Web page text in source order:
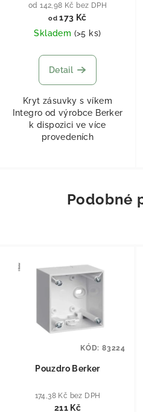
od 142,98 Kč bez DPH
od 173 Kč
Skladem (>5 ks)
Detail
Kryt zásuvky s víkem
Integro od výrobce Berker
k dispozici ve více
provedeních
Podobné
Pouzdro Berker
174,38 Kč bez DPH
211 Kč
KÓD: 83224